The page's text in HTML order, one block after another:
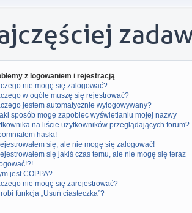
z logowaniem i rejestracją
nie mogę się zalogować?
w ogóle muszę się rejestrować?
jestem automatycznie wylogowywany?
sposób mogę zapobiec wyświetlaniu mojej nazwy
na liście użytkowników przeglądających forum?
hasła!
się, ale nie mogę się zalogować!
się jakiś czas temu, ale nie mogę się teraz
jest COPPA?
nie mogę się zarejestrować?
funkcja „Usuń ciasteczka”?